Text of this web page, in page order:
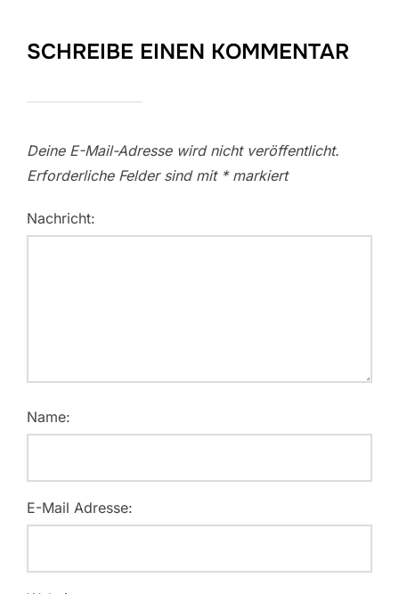
SCHREIBE EINEN KOMMENTAR
Deine E-Mail-Adresse wird nicht veröffentlicht.
Erforderliche Felder sind mit *markiert
Nachricht:
Name:
E-Mail Adresse: